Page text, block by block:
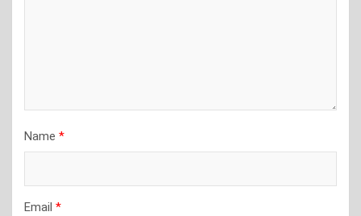
Name *
Email *